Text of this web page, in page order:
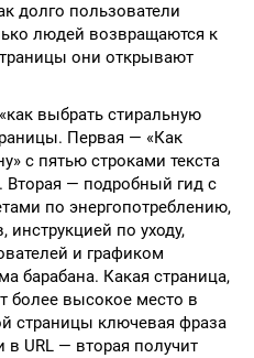
долго пользователи
людей возвращаются к
они открывают
выбрать стиральную
Первая — «Как
с пятью строками текста
Вторая — подробный гид с
по энергопотреблению,
по уходу,
и графиком
барабана. Какая страница,
более высокое место в
страницы ключевая фраза
в URL — вторая получит